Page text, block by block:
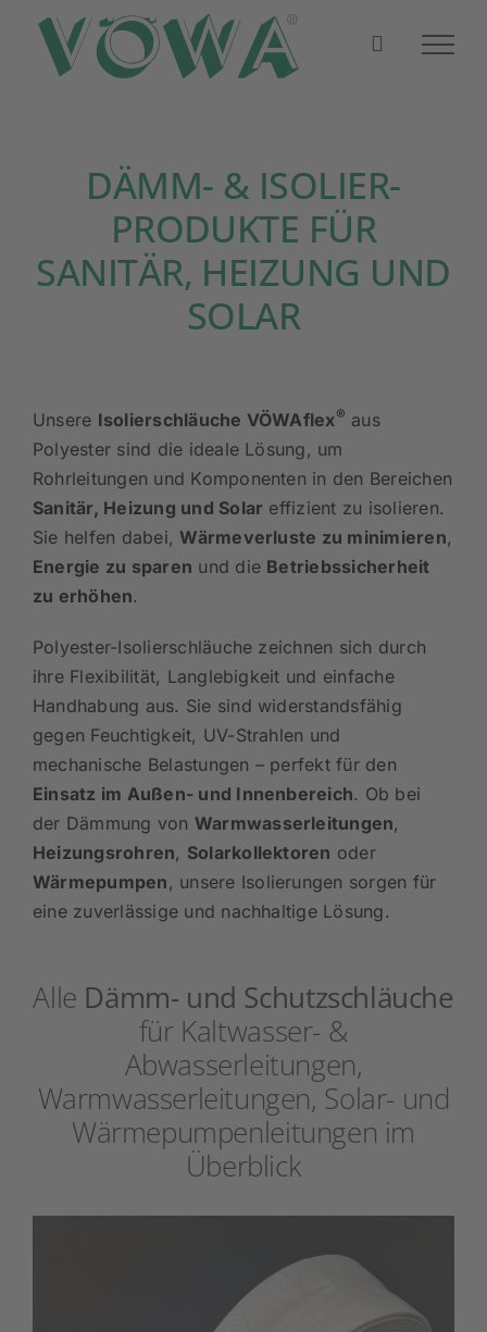
Inhalt
springen
DÄMM- & ISOLIER-
PRODUKTE FÜR
SANITÄR, HEIZUNG UND
SOLAR
Unsere Isolierschläuche VÖWAflex® aus
Polyester sind die ideale Lösung, um
Rohrleitungen und Komponenten in den Bereichen
Sanitär, Heizung und Solar effizient zu isolieren.
Sie helfen dabei,Wärmeverluste zu minimieren,
Energie zu sparen und die Betriebssicherheit
zu erhöhen.
Polyester-Isolierschläuche zeichnen sich durch
ihre Flexibilität, Langlebigkeit und einfache
Handhabung aus. Sie sind widerstandsfähig
gegen Feuchtigkeit, UV-Strahlen und
mechanische Belastungen – perfekt für den
Einsatz im Außen- und Innenbereich. Ob bei
der Dämmung von Warmwasserleitungen,
Heizungsrohren, Solarkollektoren oder
Wärmepumpen, unsere Isolierungen sorgen für
eine zuverlässige und nachhaltige Lösung.
Alle Dämm- und Schutzschläuche
für Kaltwasser- &
Abwasserleitungen,
Warmwasserleitungen, Solar- und
Wärmepumpenleitungen im
Überblick